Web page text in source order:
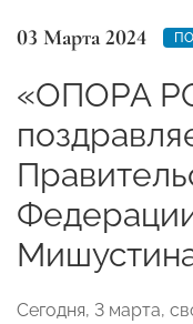
03 Марта 2024
«ОПОРА
Сегодня, 3 марта,